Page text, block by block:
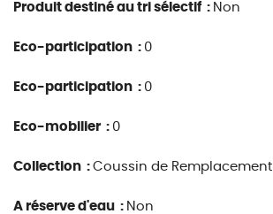
Produit destiné au tri sélectif : Non
Eco-participation : 0
Eco-participation : 0
Eco-mobilier : 0
Collection : Coussin de Remplacement
A réserve d'eau : Non